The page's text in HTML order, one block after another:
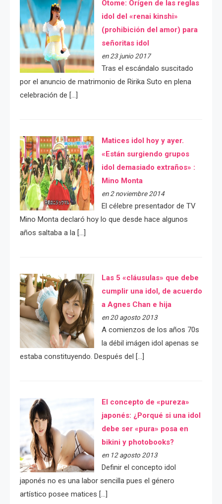
Otome: Orígen de las reglas
idol del «renai kinshi»
(prohibición del amor) para
señoritas idol
en 23 junio 2017
Tras el escándalo suscitado
por el anuncio de matrimonio de Ririka Suto en plena
celebración de […]
Matices idol hoy y ayer.
«Están surgiendo grupos
idol demasiado extraños» :
Mino Monta
en 2 noviembre 2014
El célebre presentador de TV
Mino Monta declaró hoy lo que desde hace algunos
años saltaba a la […]
Las 5 «cláusulas» que debe
cumplir una idol, de acuerdo
a Agnes Chan e hija
en 20 agosto 2013
A comienzos de los años 70s
la débil imágen idol apenas se
estaba constituyendo. Después del […]
El concepto de «pureza»
japonés: ¿Porqué si una idol
debe ser «pura» posa en
bikini y photobooks?
en 12 agosto 2013
Definir el concepto idol
japonés no es una labor sencilla pues el género
artístico posee matices […]